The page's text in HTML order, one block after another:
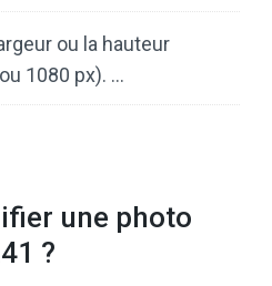
ou la hauteur
1080 px). …
une photo
?